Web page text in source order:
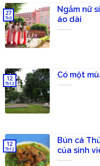
Ngắm nữ
áo dài
27
Th3
Có một
12
Th12
Bún cá
của sinh
12
Th12